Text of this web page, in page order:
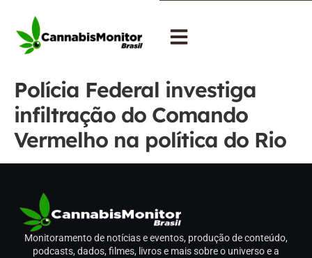
Polícia Federal investiga
infiltração do Comando
Vermelho na política do Rio
Monitoramento de notícias e eventos, produção de conteúdo,
podcasts, dados, filmes, livros e mais sobre o universo e a